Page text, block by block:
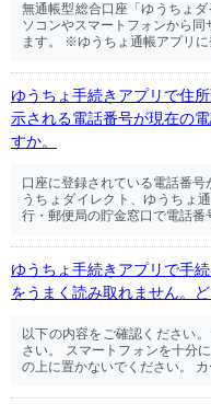
無通帳型総合口座「ゆうちょ
ソコンやスマートフォンから
ます。 ※ゆうちょ通帳アプリ
ゆうちょ手続きアプリで住
示される電話番号が現在の
すか。
口座に登録されている電話番
うちょダイレクト、ゆうちょ
行・郵便局の貯金窓口で電話番
ゆうちょ手続きアプリで手
をうまく読み取れません。
以下の内容をご確認ください
さい。 スマートフォンを十分
の上に置かないでください。